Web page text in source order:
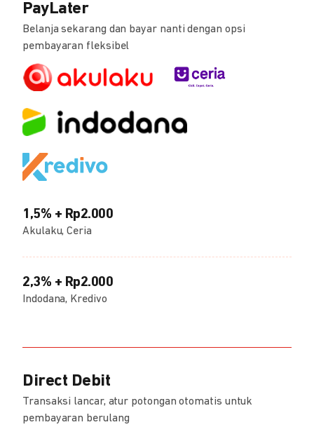
PayLater
Belanja sekarang dan bayar nanti dengan opsi
pembayaran fleksibel
1,5% + Rp2.000
Akulaku, Ceria
2,3% + Rp2.000
Indodana, Kredivo
Direct Debit
Transaksi lancar, atur potongan otomatis untuk
pembayaran berulang